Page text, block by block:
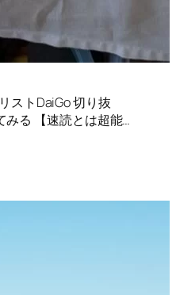
ストDaiGo 切り抜
る 【速読とは超能…